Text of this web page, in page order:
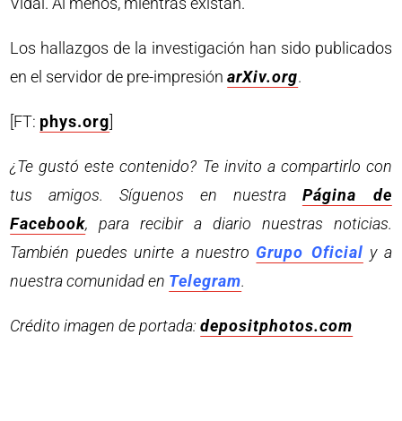
Los hallazgos de la investigación han sido publicados
en el servidor de pre-impresiónarXiv.org.
[FT: phys.org]
¿Te gustó este contenido? Te invito a compartirlo con
tus amigos. Síguenos en nuestra Página de
Facebook, para recibir a diario nuestras noticias.
También puedes unirte a nuestro Grupo Oficial y a
nuestra comunidad en Telegram.
Crédito imagen de portada:depositphotos.com